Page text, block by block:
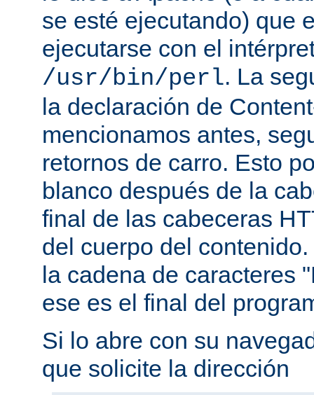
se esté ejecutando) que
ejecutarse con el
/usr/bin/perl. La
la declaración de
mencionamos antes,
retornos de carro. Esto
blanco después de la
final de las cabeceras
del cuerpo del
la cadena de caracteres
ese es el final del
Si lo abre con su
que solicite la dirección